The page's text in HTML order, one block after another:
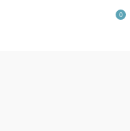
0